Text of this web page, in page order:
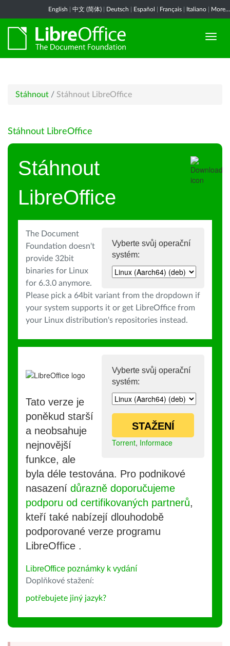
English 中文 (简体) Deutsch Español Français Italiano More...
Stáhnout / Stáhnout LibreOffice
Stáhnout LibreOffice
Stáhnout
LibreOffice
Vyberte svůj operační
systém:
The Document
Foundation doesn't
provide 32bit
binaries for Linux
for 6.3.0 anymore.
Please pick a 64bit variant from the dropdown if
your system supports it or get LibreOffice from
your Linux distribution's repositories instead.
Vyberte svůj operační
systém:
STAŽENÍ
Torrent, Informace
Tato verze je
poněkud starší
a neobsahuje
nejnovější
funkce, ale
byla déle testována. Pro podnikové
nasazení důrazně doporučujeme
podporu od certifikovaných partnerů,
kteří také nabízejí dlouhodobě
podporované verze programu
LibreOffice .
LibreOffice poznámky k vydání
Doplňkové stažení:
potřebujete jiný jazyk?